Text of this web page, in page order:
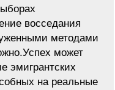
восседания
методами
может
эмигрантских
на реальные